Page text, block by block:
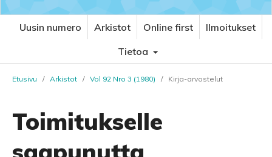
Uusin numero Arkistot Online first
Ilmoitukset
Tietoa
Etusivu / Arkistot / Vol 92 Nro 3 (1980) / Kirja-arvostelut
Toimitukselle